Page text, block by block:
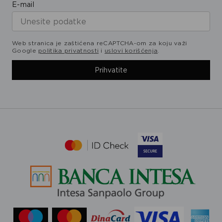
E-mail
Web stranica je zaštićena reCAPTCHA-om za koju važi
Google politika privatnosti i uslovi korišćenja.
Prihvatite